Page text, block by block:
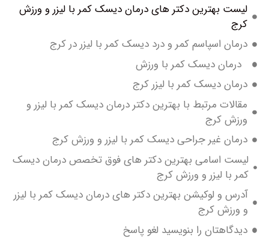
بهترین دکتر های درمان دیسک کمر با لیزر و ورزش
اسپاسم کمر و درد دیسک کمر با لیزر در کرج
دیسک کمر با ورزش
دیسک کمر با لیزر کرج
مرتبط با بهترین دکتر درمان دیسک کمر با لیزر و
کرج
غیر جراحی دیسک کمر با لیزر و ورزش کرج
اسامی بهترین دکتر های فوق تخصص درمان دیسک
با لیزر و ورزش کرج
و لوکیشن بهترین دکتر های درمان دیسک کمر با لیزر
کرج
را بنویسید لغو پاسخ